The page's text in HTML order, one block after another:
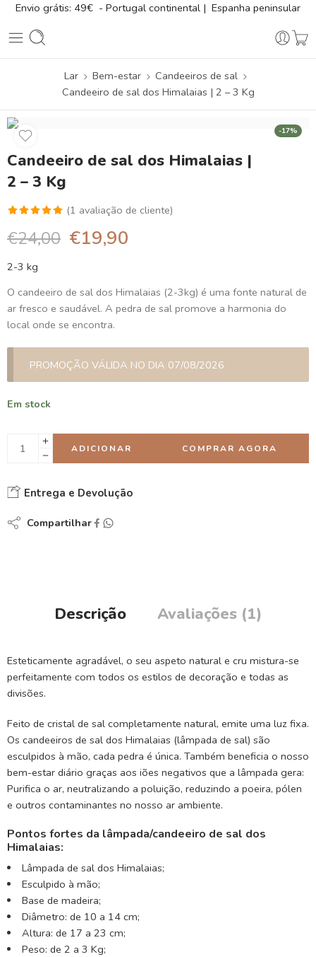
Envio grátis: 49€ - Portugal continental | Espanha peninsular
Lar Bem-estar
Candeeiros de sal
Candeeiro de sal dos Himalaias | 2 – 3 Kg
-17%
Candeeiro de sal dos Himalaias |
2 – 3 Kg
com5.00
em 5 com
base em
classificação
de cliente
(1 avaliação de cliente)
€24,00 €19,90
2-3 kg
O candeeiro de sal dos Himalaias (2-3kg) é uma fonte natural de
ar fresco e saudável. A pedra de sal promove a harmonia do
local onde se encontra.
PROMOÇÃO VÁLIDA NO DIA 07/08/2026
Em stock
ADICIONAR COMPRAR AGORA
Entrega e Devolução
Compartilhar
Descrição Avaliações (1)
Esteticamente agradável, o seu aspeto natural e cru mistura-se
perfeitamente com todos os estilos de decoração e todas as
divisões.
Feito de cristal de sal completamente natural, emite uma luz fixa.
Os candeeiros de sal dos Himalaias (lâmpada de sal) são
esculpidos à mão, cada pedra é única. Também beneficia o nosso
bem-estar diário graças aos iões negativos que a lâmpada gera:
Purifica o ar, neutralizando a poluição, reduzindo a poeira, pólen
e outros contaminantes no nosso ar ambiente.
Pontos fortes da lâmpada/candeeiro de sal dos
Himalaias:
Lâmpada de sal dos Himalaias;
Esculpido à mão;
Base de madeira;
Diâmetro: de 10 a 14 cm;
Altura: de 17 a 23 cm;
Peso: de 2 a 3 Kg;